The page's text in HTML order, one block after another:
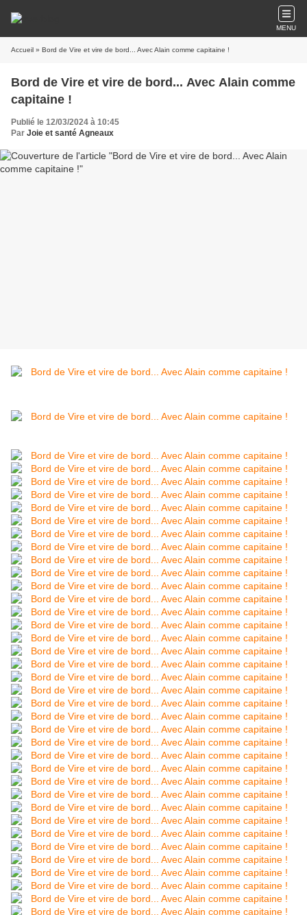
MENU
Accueil » Bord de Vire et vire de bord... Avec Alain comme capitaine !
Bord de Vire et vire de bord... Avec Alain comme
capitaine !
Publié le 12/03/2024 à 10:45
Par Joie et santé Agneaux